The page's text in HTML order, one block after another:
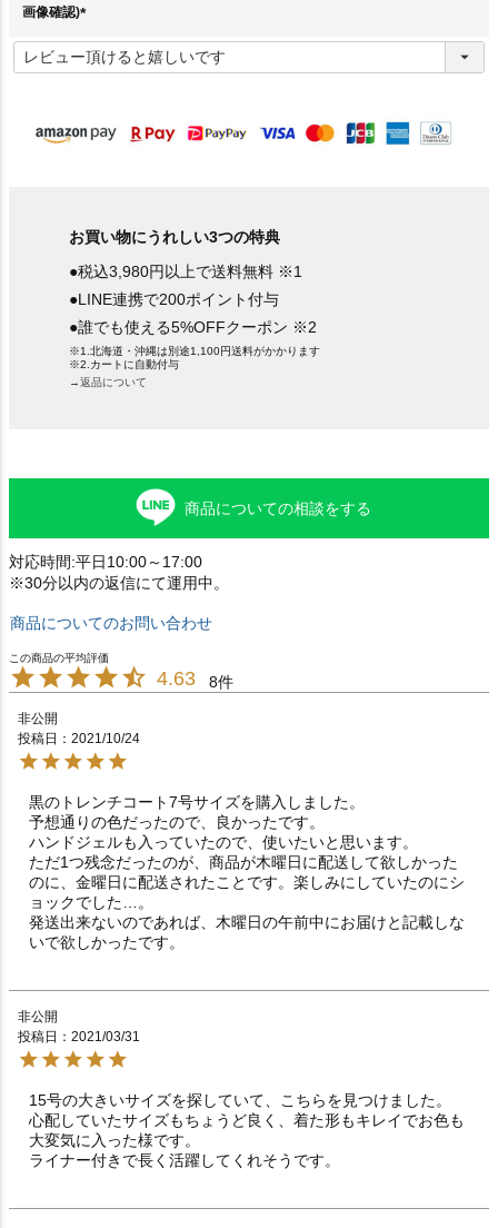
画像確認)
必
須
お買い物にうれしい3つの特典
●税込3,980円以上で送料無料 ※1
●LINE連携で200ポイント付与
●誰でも使える5%OFFクーポン ※2
※1.北海道・沖縄は別途1,100円送料がかかります
※2.カートに自動付与
→返品について
商品についての相談をする
対応時間:平日10:00～17:00
※30分以内の返信にて運用中。
商品についてのお問い合わせ
4.63 8
非公開
投稿日
2021/10/24
黒のトレンチコート7号サイズを購入しました。
予想通りの色だったので、良かったです。
ハンドジェルも入っていたので、使いたいと思います。
ただ1つ残念だったのが、商品が木曜日に配送して欲しかった
のに、金曜日に配送されたことです。楽しみにしていたのにシ
ョックでした…。
発送出来ないのであれば、木曜日の午前中にお届けと記載しな
いで欲しかったです。
非公開
投稿日
2021/03/31
15号の大きいサイズを探していて、こちらを見つけました。
心配していたサイズもちょうど良く、着た形もキレイでお色も
大変気に入った様です。
ライナー付きで長く活躍してくれそうです。